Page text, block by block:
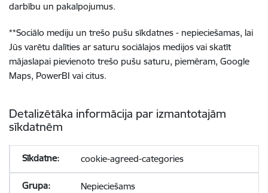
darbību un pakalpojumus.
**Sociālo mediju un trešo pušu sīkdatnes - nepieciešamas, lai
Jūs varētu dalīties ar saturu sociālajos medijos vai skatīt
mājaslapai pievienoto trešo pušu saturu, piemēram, Google
Maps, PowerBI vai citus.
Detalizētāka informācija par izmantotajām
sīkdatnēm
cookie-agreed-categories
Nepieciešams